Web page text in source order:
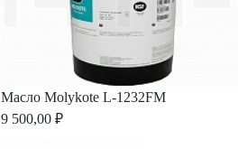
Масло Molykote L-1232FM
9 500,00 ₽